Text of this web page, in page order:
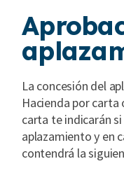
La concesión del
Hacienda por
carta te indicarán
aplazamiento y en
contendrá la